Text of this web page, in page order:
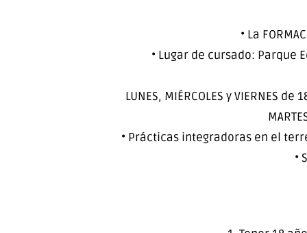
• La
• Lugar de cursado: Parque
LUNES, MIÉRCOLES y VIERNES
• Prácticas integradoras en el
•